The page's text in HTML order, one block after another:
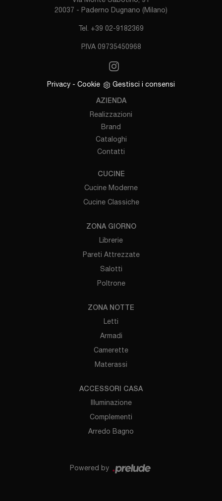
20037 - Paderno Dugnano (Milano)
Tel. +39 02-9182369
P.IVA 09735450968
Privacy - Cookie Gestisci i consensi
AZIENDA
Realizzazioni
Brand
Cataloghi
Contatti
CUCINE
Cucine Moderne
Cucine Classiche
ZONA GIORNO
Librerie
Pareti Attrezzate
Salotti
Poltrone
ZONA NOTTE
Letti
Armadi
Camerette
Materassi
ACCESSORI CASA
Illuminazione
Complementi
Arredo Bagno
Powered by